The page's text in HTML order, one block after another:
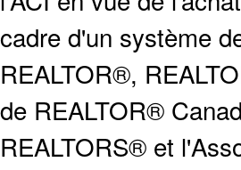
cadre d'un système
REALTOR®,
de REALTOR®
REALTORS® et